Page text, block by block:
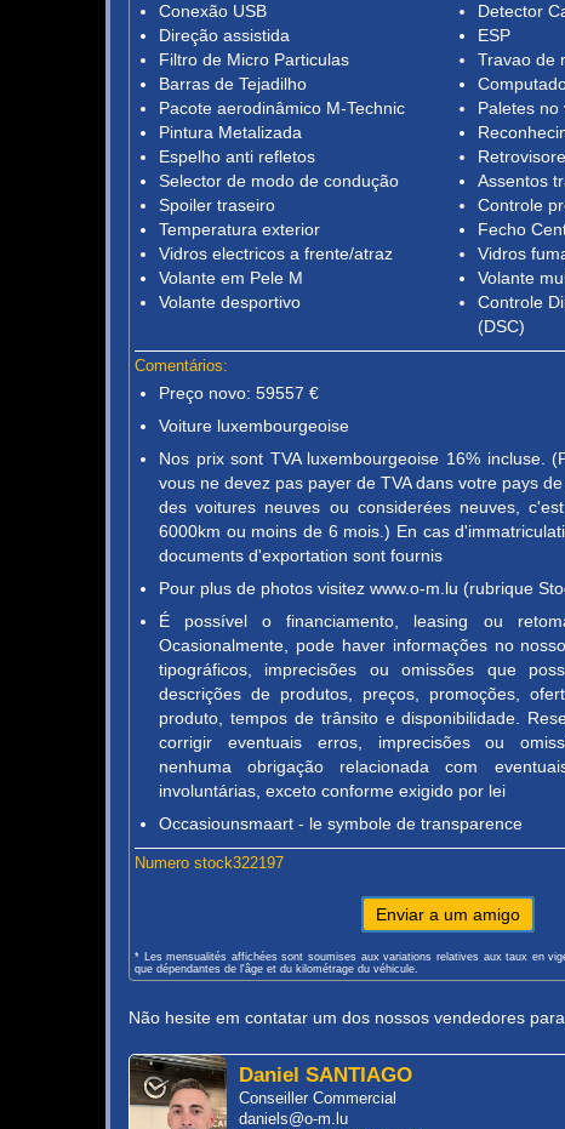
Conexão USB
Detector
Direção assistida
ESP
Filtro de Micro Particulas
Travao de
Barras de Tejadilho
Pacote aerodinâmico M-Technic
Paletes no
Pintura Metalizada
Espelho anti refletos
Selector de modo de condução
Assentos
Spoiler traseiro
Controle
Temperatura exterior
Fecho
Vidros electricos a frente/atraz
Vidros
Volante em Pele M
Volante
Volante desportivo
Controle
(DSC)
Comentários:
Preço novo: 59557 €
Voiture luxembourgeoise
Nos prix sont TVA luxembourgeoise 16% incluse.
vous ne devez pas payer de TVA dans votre pays
des voitures neuves ou considerées neuves,
6000km ou moins de 6 mois.) En cas
documents d'exportation sont fournis
Pour plus de photos visitez www.o-m.lu (rubrique
É possível o financiamento, leasing ou
Ocasionalmente, pode haver informações no
tipográficos, imprecisões ou omissões que
descrições de produtos, preços, promoções,
produto, tempos de trânsito e disponibilidade.
corrigir eventuais erros, imprecisões ou
nenhuma obrigação relacionada com
involuntárias, exceto conforme exigido por lei
Occasiounsmaart - le symbole de transparence
Numero stock322197
Enviar a um amigo
* Les mensualités affichées sont soumises aux variations relatives aux taux en
que dépendantes de l'âge et du kilométrage du véhicule.
Não hesite em contatar um dos nossos vendedores
Daniel SANTIAGO
Conseiller Commercial
daniels@o-m.lu